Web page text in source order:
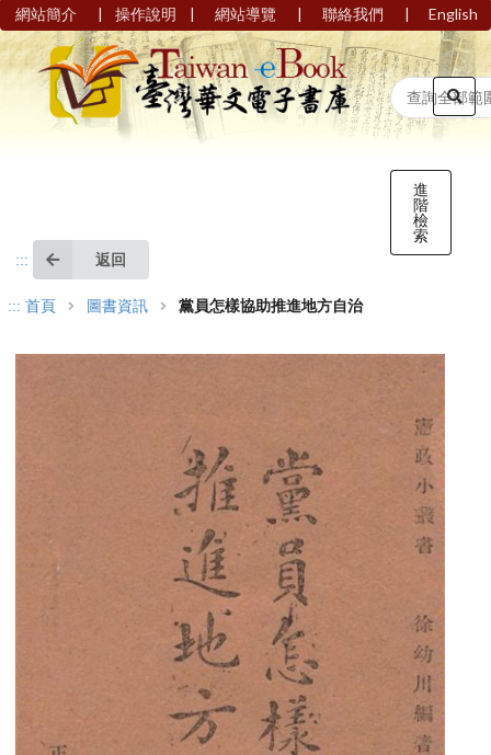
網站簡介 | 操作說明 | 網站導覽 | 聯絡我們 | English
進
階
檢
索
::: 返回
::: 首頁 圖書資訊 黨員怎樣協助推進地方自治